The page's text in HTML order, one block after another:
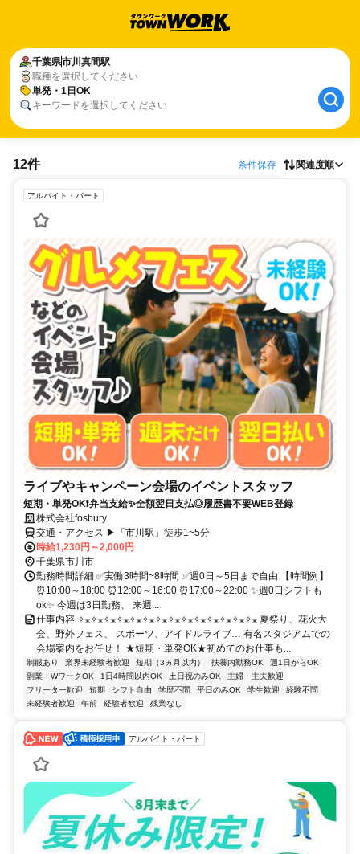
千葉県市川真間駅
職種を選択してください
単発・1日OK
キーワードを選択してください
12件 条件保存 関連度順
アルバイト・パート
ライブやキャンペーン会場のイベントスタッフ
短期・単発OK❗弁当支給✨全額翌日支払◎履歴書不要WEB登録
株式会社fosbury
交通・アクセス ▶「市川駅」徒歩1~5分
時給1,230円～2,000円
千葉県市川市
勤務時間詳細 ✅実働3時間~8時間 ✅週0日～5日まで自由 【時間例】
⏰10:00～18:00 ⏰12:00～16:00 ⏰17:00～22:00 ✨週0日シフトも
ok✨ 今週は3日勤務、 来週...
仕事内容 ✧⁎✧⁎✧⁎✧⁎✧⁎✧⁎✧⁎✧⁎✧⁎✧⁎✧⁎✧⁎✧⁎✧⁎ 夏祭り、花火大
会、野外フェス、 スポーツ、アイドルライブ… 有名スタジアムでの
会場案内をお任せ！ ★短期・単発OK★初めてのお仕事も...
制服あり 業界未経験者歓迎 短期（3ヵ月以内） 扶養内勤務OK
週1日からOK
副業・WワークOK
1日4時間以内OK 土日祝のみOK
主婦・主夫歓迎
フリーター歓迎
短期 シフト自由 学歴不問 平日のみOK 学生歓迎
経験不問
未経験者歓迎
午前 経験者歓迎 残業なし
アルバイト・パート